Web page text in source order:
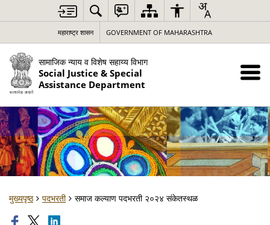
महाराष्ट्र शासन GOVERNMENT OF MAHARASHTRA
सामाजिक न्याय व विशेष सहाय्य विभाग
Social Justice & Special
Assistance Department
मुख्यपृष्ठ पदभरती समाज कल्याण पदभरती २०२४ संकेतस्थळ